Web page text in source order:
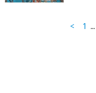
< 1 ...